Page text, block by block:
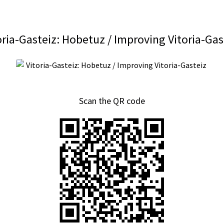
Gasteiz: Hobetuz / Improving Vitoria-
Scan the QR code